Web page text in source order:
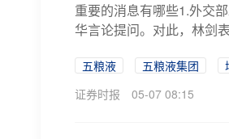
重要的消息有哪些1.外交
华言论提问。对此，林剑
五粮液 五粮液集团
证券时报
05-07 08:15